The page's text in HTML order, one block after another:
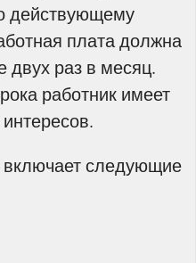
действующему
плата должна
двух раз в месяц.
работник имеет
включает следующие